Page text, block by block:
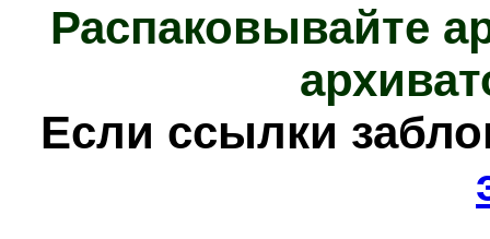
Распаковывайте
Если ссылки